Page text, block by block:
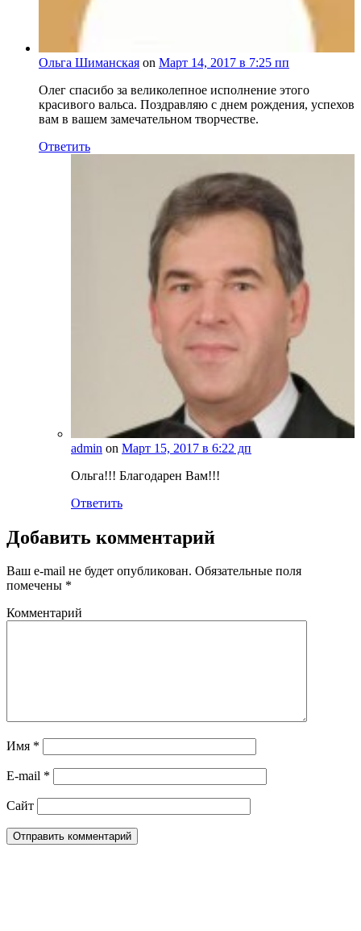
Ольга Шиманская on Март 14, 2017 в 7:25 пп
Олег спасибо за великолепное исполнение этого
красивого вальса. Поздравляю с днем рождения, успехов
вам в вашем замечательном творчестве.
Ответить
admin on Март 15, 2017 в 6:22 дп
Ольга!!! Благодарен Вам!!!
Ответить
Добавить комментарий
Ваш e-mail не будет опубликован. Обязательные поля
помечены *
Комментарий
Имя *
E-mail *
Сайт